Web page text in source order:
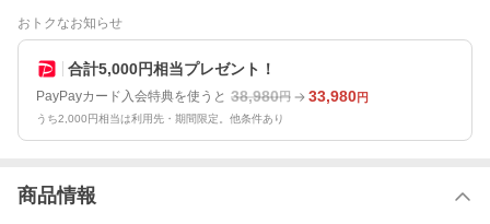
おトクなお知らせ
合計5,000円相当プレゼント！
PayPayカード入会特典を使うと 38,980円 33,980円
うち2,000円相当は利用先・期間限定。他条件あり
商品情報